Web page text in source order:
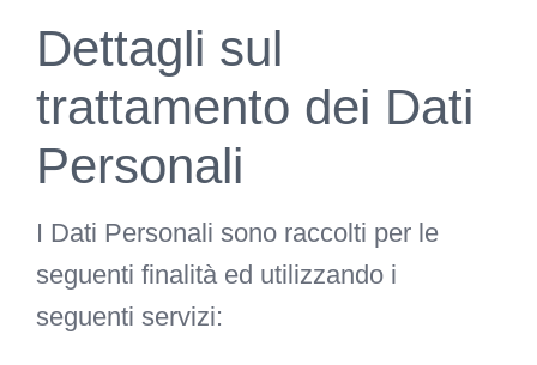
Dettagli sul
trattamento dei Dati
Personali
I Dati Personali sono raccolti per le
seguenti finalità ed utilizzando i
seguenti servizi: